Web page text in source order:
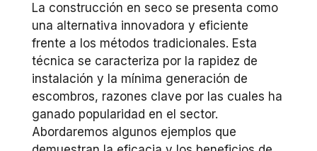
La construcción en seco se presenta como
una alternativa innovadora y eficiente
frente a los métodos tradicionales. Esta
técnica se caracteriza por la rapidez de
instalación y la mínima generación de
escombros, razones clave por las cuales ha
ganado popularidad en el sector.
Abordaremos algunos ejemplos que